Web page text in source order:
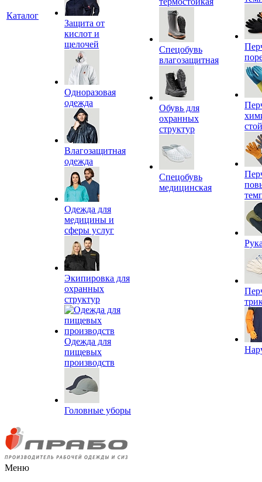
Каталог
Защита от
кислот и
щелочей
Одноразовая
одежда
Влагозащитная
одежда
Одежда для
медицины и
сферы услуг
Экипировка для
охранных
структур
Одежда для
пищевых
производств
Головные уборы
Спецобувь
влагозащитная
Обувь для
охранных
структур
Спецобувь
медицинская
Меню